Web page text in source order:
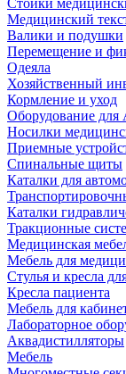
Стойки
Медицинский
Валики и подушки
Перемещение и
Одеяла
Хозяйственный
Кормление и уход
Оборудование
Носилки
Приемные
Спинальные щиты
Каталки для
Каталки
Тракционные
Медицинская
Мебель для
Стулья и кресла
Кресла пациента
Мебель для
Лабораторное
Аквадистилляторы
Мебель